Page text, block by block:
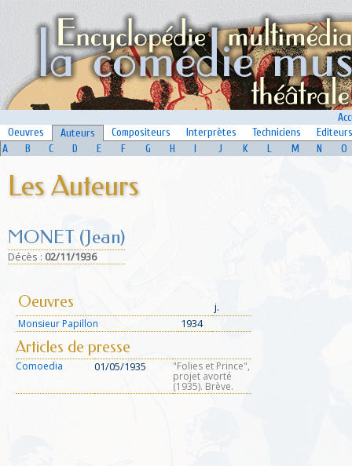
Oeuvres
Auteurs Compositeurs Interprètes Techniciens
Editeurs
A
B C D E F G H I J K L M N O
Les Auteurs
MONET (Jean)
Décès : 02/11/1936
Oeuvres j.
Monsieur Papillon 1934
Articles de presse
Comoedia 01/05/1935 "Folies et Prince",
projet avorté
(1935). Brève.